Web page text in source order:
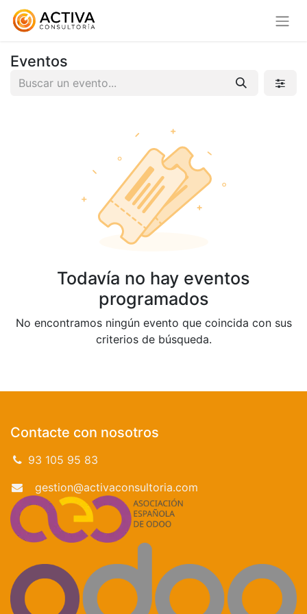
Eventos
Todavía no hay eventos
programados
No encontramos ningún evento que coincida con sus
criterios de búsqueda.
Contacte con nosotros
93 105 95 83
gestion@activaconsultoria.com